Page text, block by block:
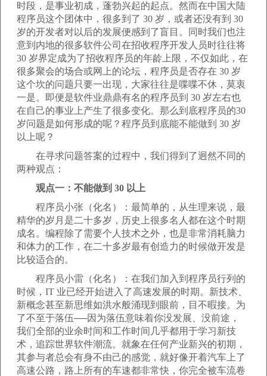
时段，是事业初成，蓬勃兴起的起点。然而在中国大陆
程序员这个团体中，很多到了 30 岁，或者还没有到 30
岁的开发者对以后的发展便感到了盲目。同时我们也注
意到内地的很多软件公司在招收程序开发人员时往往将
30 岁界定成为了招收程序员的年龄上限，不仅如此，在
很多聚会的场合或网上的论坛，程序员是否存在 30 岁
这个坎的问题只要一出现，大家往往是喋喋不休，莫衷
一是。即便是软件业鼎鼎有名的程序员到 30 岁左右也
在自己的事业上产生了很多变化。那么到底程序员的30
岁问题是如何形成的呢？程序员到底能不能做到 30 岁
以上呢？
在寻求问题答案的过程中，我们得到了迥然不同的
两种观点：
观点一：不能做到 30 以上
程序员小张（化名）：最简单的，从生理来说，最
精华的岁月是二十多岁，历史上很多名人都在这个时期
成名。编程除了需要个人技术之外，也是非常消耗脑力
和体力的工作，在二十多岁最有创造力的时候做开发是
比较适合的。
程序员小雷（化名）：在我们加入到程序员行列的
时候，IT 业已经开始进入了高速发展的时期。新技术、
新概念甚至新思维如洪水般涌现到眼前，目不暇接。为
了不至于落伍──因为落伍意味着你没发展、没前途，
我们全部的业余时间和工作时间几乎都用于学习新技
术，追踪世界软件潮流。就象在任何产业新兴的初期，
其参与者总会有身不由己的感觉，就好像开着汽车上了
高速公路，路上所有的车速都非常快，你完全被车流卷